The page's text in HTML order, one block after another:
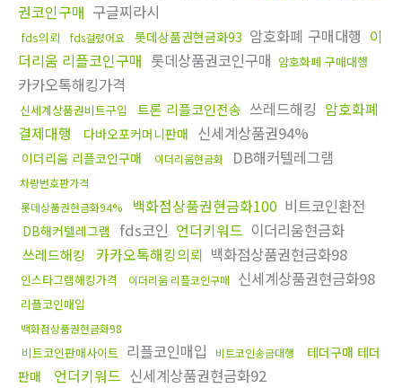
권코인구매 구글찌라시
fds의뢰 fds걸렸어요 롯데상품권현금화93 암호화폐 구매대행 이
더리움 리플코인구매 롯데상품권코인구매 암호화폐 구매대행
카카오톡해킹가격
신세계상품권비트구입 트론 리플코인전송 쓰레드해킹 암호화폐
결제대행
다바오포커머니판매 신세계상품권94%
이더리움 리플코인구매 이더리움현금화 DB해커텔레그램
차량번호판가격
롯데상품권현금화94%
백화점상품권현금화100 비트코인환전
DB해커텔레그램 fds코인 언더키워드 이더리움현금화
쓰레드해킹 카카오톡해킹의뢰 백화점상품권현금화98
인스타그램해킹가격 이더리움 리플코인구매 신세계상품권현금화98
리플코인매입
백화점상품권현금화98
비트코인판매사이트 리플코인매입 비트코인송금대행
테더구매 테더
판매
언더키워드 신세계상품권현금화92